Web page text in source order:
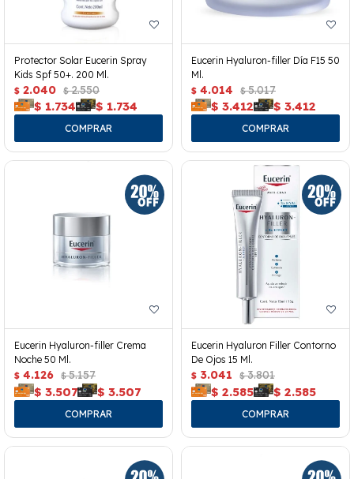
Protector Solar Eucerin Spray
Kids Spf 50+. 200 Ml.
$ 2.040 $ 2.550
$ 1.734 $ 1.734
Eucerin Hyaluron-filler Día F15 50
Ml.
$ 4.014 $ 5.017
$ 3.412 $ 3.412
Eucerin Hyaluron-filler Crema
Noche 50 Ml.
$ 4.126 $ 5.157
$ 3.507 $ 3.507
Eucerin Hyaluron Filler Contorno
De Ojos 15 Ml.
$ 3.041 $ 3.801
$ 2.585 $ 2.585